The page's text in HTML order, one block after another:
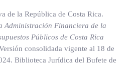
respectivo, previa formación de
suficiente de audiencia y
como dictamen previo favorable de la
República.
de la República de Costa Rica.
Administración Financiera de la
Públicos de Costa Rica
consolidada vigente al 18 de
Biblioteca Jurídica del Bufete de